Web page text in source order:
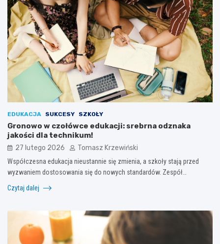
EDUKACJA SUKCESY SZKOŁY
Gronowo w czołówce edukacji: srebrna odznaka
jakości dla technikum!
27 lutego 2026 Tomasz Krzewiński
Współczesna edukacja nieustannie się zmienia, a szkoły stają przed
wyzwaniem dostosowania się do nowych standardów. Zespół…
Czytaj dalej